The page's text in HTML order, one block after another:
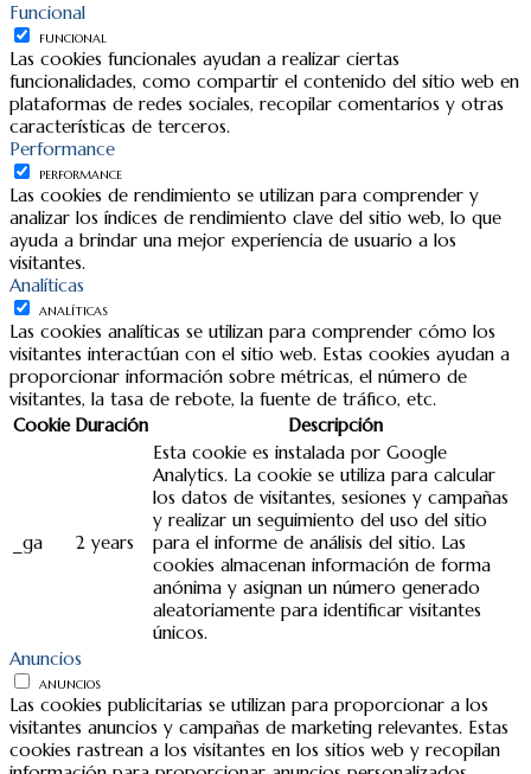
Funcional
FUNCIONAL
Las cookies funcionales ayudan a realizar ciertas
funcionalidades, como compartir el contenido del sitio web en
plataformas de redes sociales, recopilar comentarios y otras
características de terceros.
Performance
PERFORMANCE
Las cookies de rendimiento se utilizan para comprender y
analizar los índices de rendimiento clave del sitio web, lo que
ayuda a brindar una mejor experiencia de usuario a los
visitantes.
Analíticas
ANALÍTICAS
Las cookies analíticas se utilizan para comprender cómo los
visitantes interactúan con el sitio web. Estas cookies ayudan a
proporcionar información sobre métricas, el número de
visitantes, la tasa de rebote, la fuente de tráfico, etc.
Cookie Duración Descripción
_ga 2 years
Esta cookie es instalada por Google
Analytics. La cookie se utiliza para calcular
los datos de visitantes, sesiones y campañas
y realizar un seguimiento del uso del sitio
para el informe de análisis del sitio. Las
cookies almacenan información de forma
anónima y asignan un número generado
aleatoriamente para identificar visitantes
únicos.
Anuncios
ANUNCIOS
Las cookies publicitarias se utilizan para proporcionar a los
visitantes anuncios y campañas de marketing relevantes. Estas
cookies rastrean a los visitantes en los sitios web y recopilan